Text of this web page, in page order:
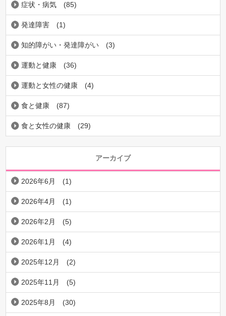
症状・病気 (85)
発達障害 (1)
知的障がい・発達障がい (3)
運動と健康 (36)
運動と女性の健康 (4)
食と健康 (87)
食と女性の健康 (29)
アーカイブ
2026年6月 (1)
2026年4月 (1)
2026年2月 (5)
2026年1月 (4)
2025年12月 (2)
2025年11月 (5)
2025年8月 (30)